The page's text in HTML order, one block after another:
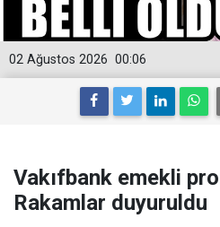
00:06
02 Ağustos 2026
Vakıfbank emekli
Rakamlar duyuruldu